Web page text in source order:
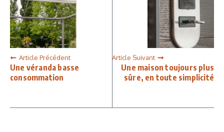
Article Précédent
Une véranda basse
consommation
Article Suivant
Une maison toujours plus
sûre, en toute simplicité